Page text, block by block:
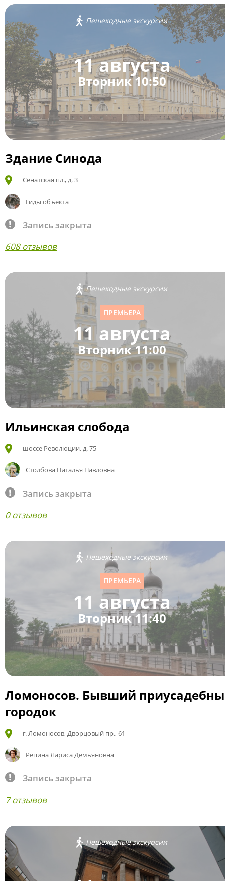
Пешеходные экскурсии
11 августа
Вторник 10:50
Здание Синода
Сенатская пл., д. 3
Гиды объекта
Запись закрыта
608 отзывов
Пешеходные экскурсии
ПРЕМЬЕРА
11 августа
Вторник 11:00
Ильинская слобода
шоссе Революции, д. 75
Столбова Наталья Павловна
Запись закрыта
0 отзывов
Пешеходные экскурсии
ПРЕМЬЕРА
11 августа
Вторник 11:40
Ломоносов. Бывший
городок
г. Ломоносов, Дворцовый пр., 61
Репина Лариса Демьяновна
Запись закрыта
7 отзывов
Пешеходные экскурсии